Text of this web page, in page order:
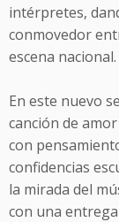
intérpretes,
conmovedor
escena nacional.
En este nuevo
canción de
con
confidencias
la mirada del
con una